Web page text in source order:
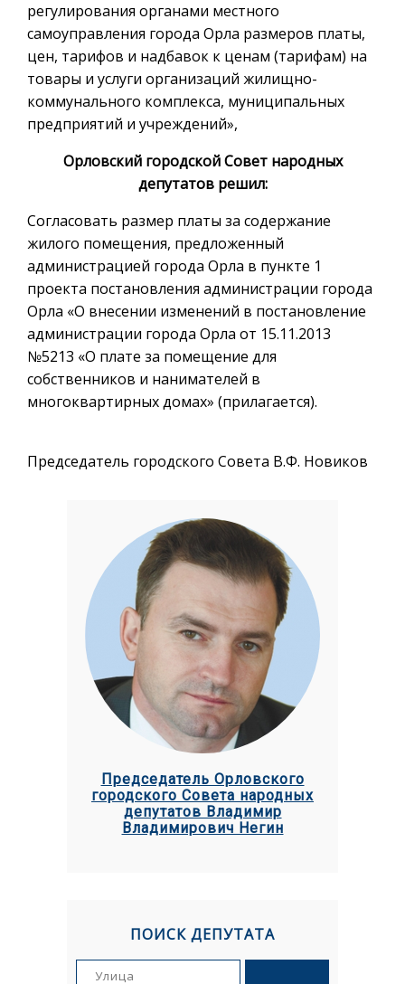
регулирования органами местного
самоуправления города Орла размеров платы,
цен, тарифов и надбавок к ценам (тарифам) на
товары и услуги организаций жилищно-
коммунального комплекса, муниципальных
предприятий и учреждений»,
Орловский городской Совет народных
депутатов решил:
Согласовать размер платы за содержание
жилого помещения, предложенный
администрацией города Орла в пункте 1
проекта постановления администрации города
Орла «О внесении изменений в постановление
администрации города Орла от 15.11.2013
№5213 «О плате за помещение для
собственников и нанимателей в
многоквартирных домах» (прилагается).
Председатель городского Совета В.Ф. Новиков
Председатель Орловского
городского Совета народных
депутатов Владимир
Владимирович Негин
ПОИСК ДЕПУТАТА